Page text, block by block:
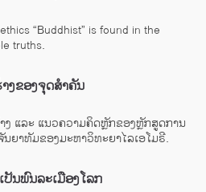
“Buddhist” is found in the
truths.
ງຂອງຈຸດສຳຄັນ
ງ ແລະ ແນວຄວາມຄິດຫຼັກຂອງຫຼັກສູດການ
ຍາທັມຂອງມະຫາວິທະຍາໄລເອໂມຣີ.
ປັນພົນລະເມືອງໂລກ